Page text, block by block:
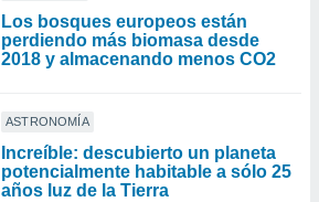
Los bosques europeos están
perdiendo más biomasa desde
2018 y almacenando menos CO2
ASTRONOMÍA
Increíble: descubierto un planeta
potencialmente habitable a sólo 25
años luz de la Tierra